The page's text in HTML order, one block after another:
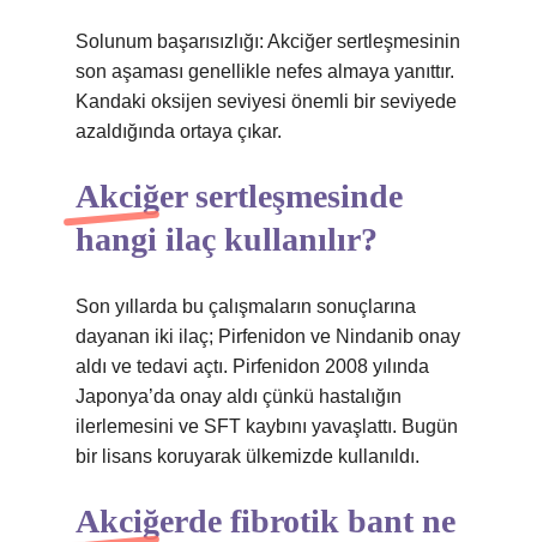
Solunum başarısızlığı: Akciğer sertleşmesinin
son aşaması genellikle nefes almaya yanıttır.
Kandaki oksijen seviyesi önemli bir seviyede
azaldığında ortaya çıkar.
Akciğer sertleşmesinde
hangi ilaç kullanılır?
Son yıllarda bu çalışmaların sonuçlarına
dayanan iki ilaç; Pirfenidon ve Nindanib onay
aldı ve tedavi açtı. Pirfenidon 2008 yılında
Japonya’da onay aldı çünkü hastalığın
ilerlemesini ve SFT kaybını yavaşlattı. Bugün
bir lisans koruyarak ülkemizde kullanıldı.
Akciğerde fibrotik bant ne